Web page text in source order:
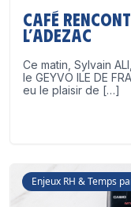
Café
l’ADEZAC
Ce matin, Sylvain
le GEYVO ILE DE
eu le plaisir de […]
Enjeux RH & Temps